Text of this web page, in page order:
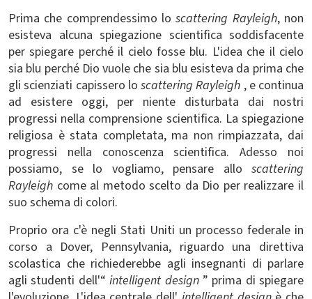
Prima che comprendessimo loscattering Rayleigh, non
esisteva alcuna spiegazione scientifica soddisfacente
per spiegare perché il cielo fosse blu. L'idea che il cielo
sia blu perché Dio vuole che sia blu esisteva da prima che
gli scienziati capissero lo scattering Rayleigh , e continua
ad esistere oggi, per niente disturbata dai nostri
progressi nella comprensione scientifica. La spiegazione
religiosa è stata completata, ma non rimpiazzata, dai
progressi nella conoscenza scientifica. Adesso noi
possiamo, se lo vogliamo, pensare allo scattering
Rayleigh come al metodo scelto da Dio per realizzare il
suo schema di colori.
Proprio ora c'è negli Stati Uniti un processo federale in
corso a Dover, Pennsylvania, riguardo una direttiva
scolastica che richiederebbe agli insegnanti di parlare
agli studenti dell'“intelligent design ” prima di spiegare